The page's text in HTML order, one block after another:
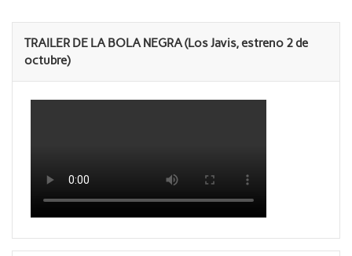
TRAILER DE LA BOLA NEGRA (Los Javis, estreno 2 de
octubre)